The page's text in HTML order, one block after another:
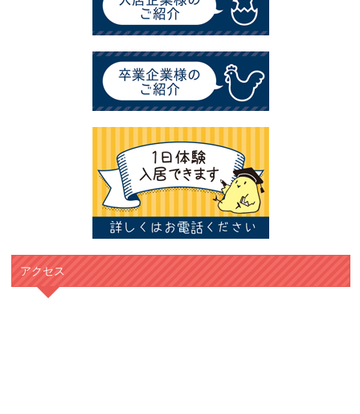
アクセス